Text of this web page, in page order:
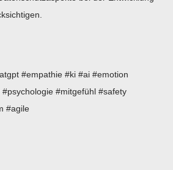
#empathie #ki #ai #emotion
#mitgefühl #safety
#agile